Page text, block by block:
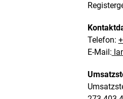
Telefon:
E-Mail: